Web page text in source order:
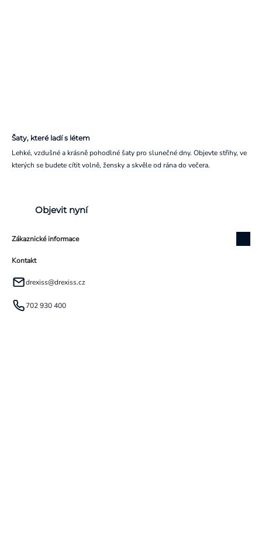
Šaty, které ladí s létem
Lehké, vzdušné a krásně pohodlné šaty pro slunečné dny. Objevte střihy, ve
kterých se budete cítit volně, žensky a skvěle od rána do večera.
Objevit nyní
Zákaznické informace
Kontakt
drexiss@drexiss.cz
702 930 400